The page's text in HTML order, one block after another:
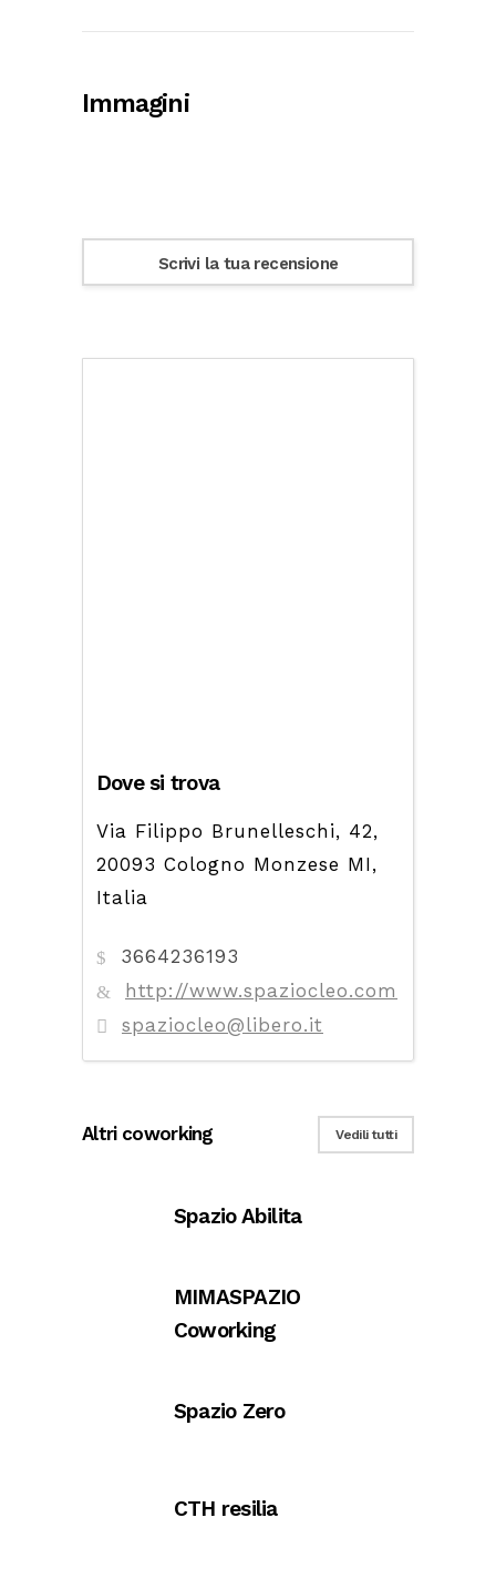
Immagini
Scrivi la tua recensione
Dove si trova
Via Filippo Brunelleschi, 42,
20093 Cologno Monzese MI,
Italia
3664236193
http://www.spaziocleo.com
spaziocleo@libero.it
Altri coworking Vedili tutti
Spazio Abilita
MIMASPAZIO
Coworking
Spazio Zero
CTH resilia